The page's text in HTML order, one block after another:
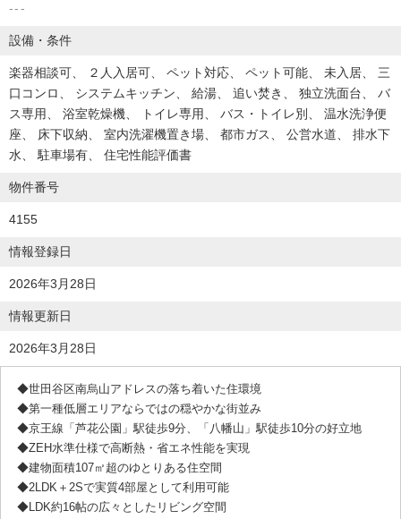
---
設備・条件
楽器相談可 ２人入居可 ペット対応 ペット可能 未入居
三
口コンロ
システムキッチン 給湯 追い焚き 独立洗面台
バ
ス専用
浴室乾燥機 トイレ専用 バス・トイレ別
温水洗浄便
座
床下収納 室内洗濯機置き場 都市ガス 公営水道
排水下
水
駐車場有 住宅性能評価書
物件番号
4155
情報登録日
2026年3月28日
情報更新日
2026年3月28日
◆世田谷区南烏山アドレスの落ち着いた住環境
◆第一種低層エリアならではの穏やかな街並み
◆京王線「芦花公園」駅徒歩9分、「八幡山」駅徒歩10分の好立地
◆ZEH水準仕様で高断熱・省エネ性能を実現
◆建物面積107㎡超のゆとりある住空間
◆2LDK＋2Sで実質4部屋として利用可能
◆LDK約16帖の広々としたリビング空間